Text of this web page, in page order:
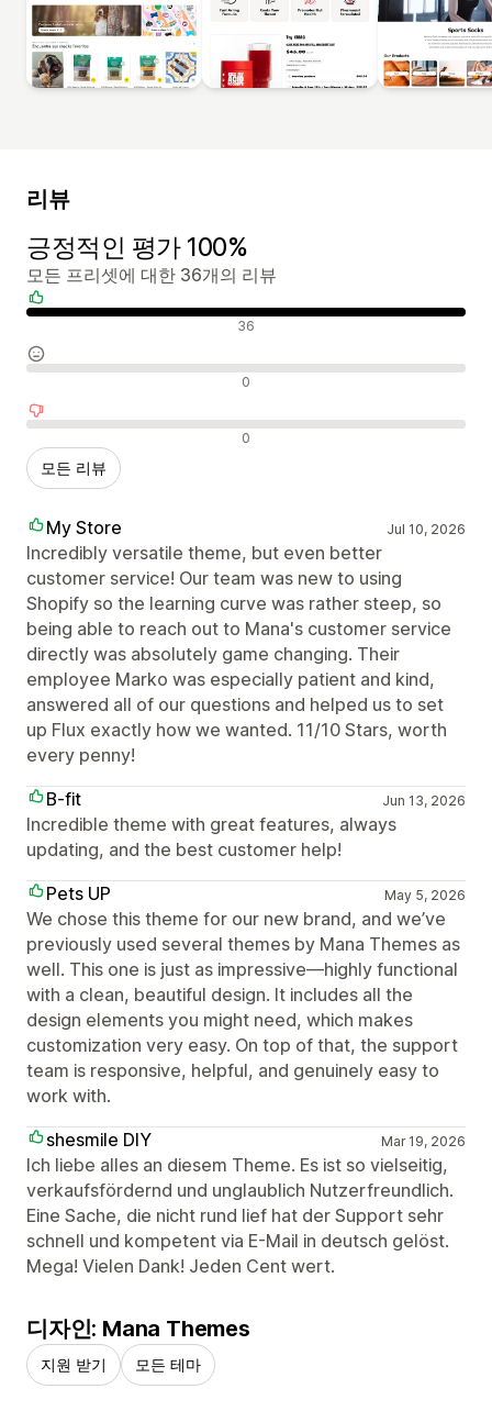
리뷰
긍정적인 평가 100%
모든 프리셋에 대한 36개의 리뷰
긍정적인 리뷰 36
중립적인 리뷰 0
부정적인 리뷰 0
모든 리뷰
My Store Jul 10, 2026
Incredibly versatile theme, but even better
customer service! Our team was new to using
Shopify so the learning curve was rather steep, so
being able to reach out to Mana's customer service
directly was absolutely game changing. Their
employee Marko was especially patient and kind,
answered all of our questions and helped us to set
up Flux exactly how we wanted. 11/10 Stars, worth
every penny!
B-fit
Jun 13, 2026
Incredible theme with great features, always
updating, and the best customer help!
Pets UP
May 5, 2026
We chose this theme for our new brand, and we’ve
previously used several themes by Mana Themes as
well. This one is just as impressive—highly functional
with a clean, beautiful design. It includes all the
design elements you might need, which makes
customization very easy. On top of that, the support
team is responsive, helpful, and genuinely easy to
work with.
shesmile DIY
Mar 19, 2026
Ich liebe alles an diesem Theme. Es ist so vielseitig,
verkaufsfördernd und unglaublich Nutzerfreundlich.
Eine Sache, die nicht rund lief hat der Support sehr
schnell und kompetent via E-Mail in deutsch gelöst.
Mega! Vielen Dank! Jeden Cent wert.
디자인: Mana Themes
지원 받기 모든 테마